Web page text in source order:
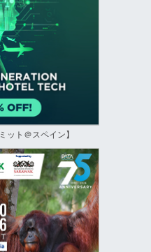
ット＠スペイン】